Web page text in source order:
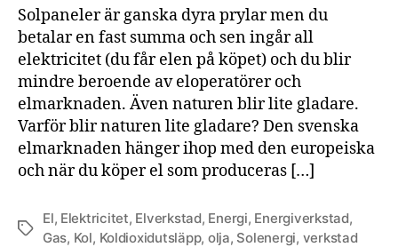
Solpaneler är ganska dyra prylar men du
betalar en fast summa och sen ingår all
elektricitet (du får elen på köpet) och du blir
mindre beroende av eloperatörer och
elmarknaden. Även naturen blir lite gladare.
Varför blir naturen lite gladare? Den svenska
elmarknaden hänger ihop med den europeiska
och när du köper el som produceras […]
Etiketter
El, Elektricitet, Elverkstad, Energi, Energiverkstad,
Gas, Kol, Koldioxidutsläpp, olja, Solenergi, verkstad